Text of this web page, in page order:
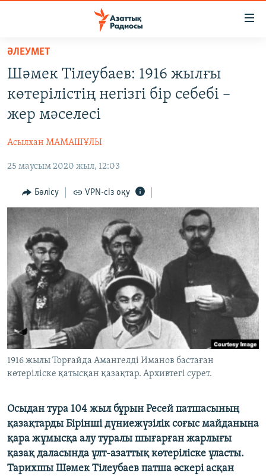
Skip
main
content
to
main
Skip
Search
AZATTYQTV
АДАМ ҚҰҚЫҚТАРЫ
ӘЛЕУМЕТ
ӘЛЕМ
АРНАЙЫ ЖОБАЛАР
Русский
ЖАЗЫЛЫҢЫЗ
Басқа тілдерде
ӘЛЕУМЕТ
Шәмек Тілеубаев: 1916 жылғы
көтерілістің негізгі бір себебі –
жер мәселесі
Асылхан МАМАШҰЛЫ
25 маусым 2020 жыл, 12:03
Бөлісу VPN-сіз оқу
1916 жылы Торғайда Амангелді Иманов бастаған
көтеріліске қатысқан қазақтар. Архивтегі сурет.
Осыдан тура 104 жыл бұрын Ресей патшасының
қазақтарды Бірінші дүниежүзілік соғыс майданына
қара жұмысқа алу туралы шығарған жарлығы
қазақ даласында ұлт-азаттық көтеріліске ұласты.
Тарихшы Шәмек Тілеубаев патша әскері асқан